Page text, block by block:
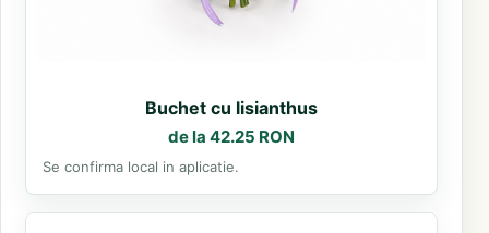
Buchet cu lisianthus
de la 42.25 RON
Se confirma local in aplicatie.